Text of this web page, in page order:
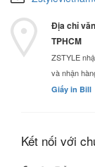
Địa chỉ
TPHCM
ZSTYLE
và nhận
Giấy in Bill
Kết nối với